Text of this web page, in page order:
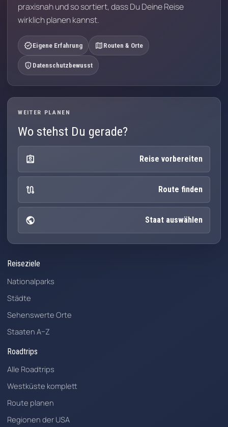
praxisnah und so sortiert, dass Du Deine Reise
wirklich planen kannst.
verifiedEigene Erfahrung map Routen & Orte
privacy_tip Datenschutzbewusst
WEITER PLANEN
Wo stehst Du gerade?
assignment_ind Reise vorbereiten
route Route finden
public Staat auswählen
Reiseziele
Nationalparks
Städte
Sehenswerte Orte
Staaten A–Z
Roadtrips
Alle Roadtrips
Westküste komplett
Route planen
Regionen der USA